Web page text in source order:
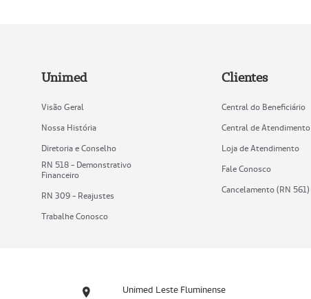
Unimed
Visão Geral
Nossa História
Diretoria e Conselho
RN 518 - Demonstrativo
Financeiro
RN 309 - Reajustes
Trabalhe Conosco
Clientes
Central do Beneficiário
Central de Atendimento
Loja de Atendimento
Fale Conosco
Cancelamento (RN 561)
Unimed Leste Fluminense